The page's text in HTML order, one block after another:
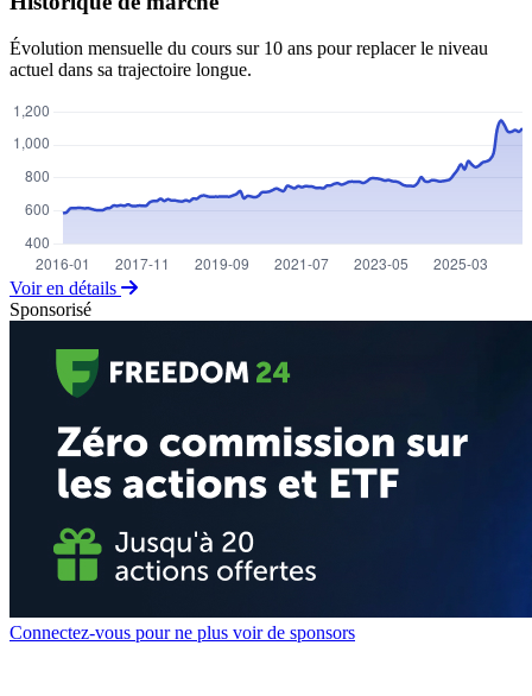
Évolution mensuelle du cours sur 10 ans pour replacer le niveau
actuel dans sa trajectoire longue.
Voir en détails
Sponsorisé
Connectez-vous pour ne plus voir de sponsors